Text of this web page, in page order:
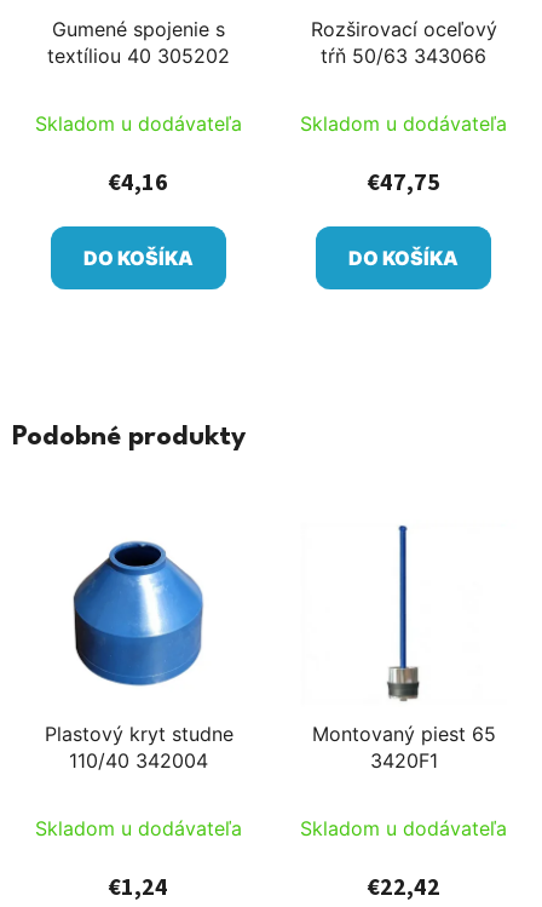
Gumené spojenie s
textíliou 40 305202
Skladom u dodávateľa
€4,16
DO KOŠÍKA
Rozširovací oceľový
tŕň 50/63 343066
Skladom u dodávateľa
€47,75
DO KOŠÍKA
Podobné produkty
Plastový kryt studne
110/40 342004
Skladom u dodávateľa
€1,24
Montovaný piest 65
3420F1
Skladom u dodávateľa
€22,42